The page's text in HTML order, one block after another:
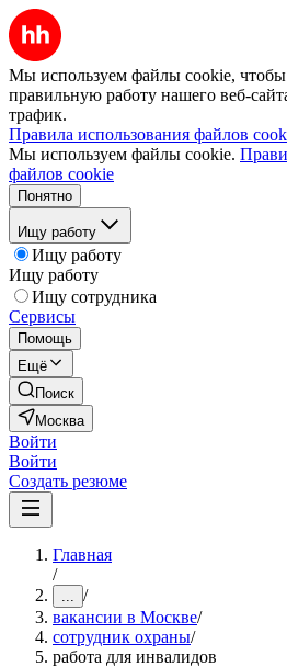
Мы используем файлы cookie, чтобы
правильную работу нашего веб-
трафик.
Правила использования файлов
Мы используем файлы cookie.
файлов cookie
Понятно
Ищу работу
Ищу работу
Ищу работу
Ищу сотрудника
Сервисы
Помощь
Ещё
Поиск
Москва
Войти
Войти
Создать резюме
Главная
/
... /
вакансии в Москве/
сотрудник охраны/
работа для инвалидов